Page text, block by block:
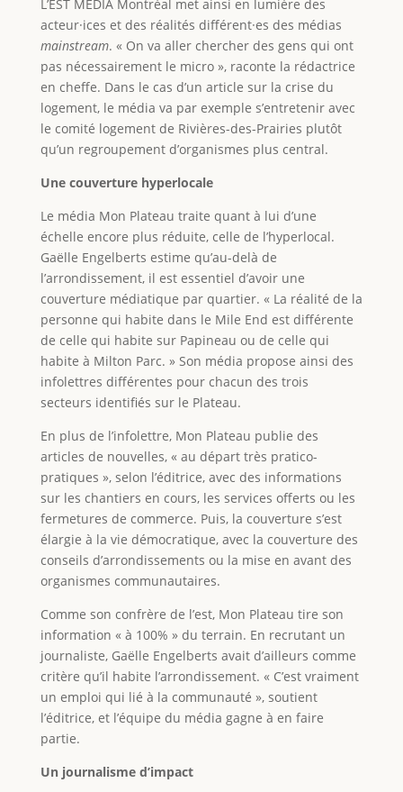
L’EST MÉDIA Montréal met ainsi en lumière des
acteur·ices et des réalités différent·es des médias
mainstream. « On va aller chercher des gens qui ont
pas nécessairement le micro », raconte la rédactrice
en cheffe. Dans le cas d’un article sur la crise du
logement, le média va par exemple s’entretenir avec
le comité logement de Rivières-des-Prairies plutôt
qu’un regroupement d’organismes plus central.
Une couverture hyperlocale
Le média Mon Plateau traite quant à lui d’une
échelle encore plus réduite, celle de l’hyperlocal.
Gaëlle Engelberts estime qu’au-delà de
l’arrondissement, il est essentiel d’avoir une
couverture médiatique par quartier. « La réalité de la
personne qui habite dans le Mile End est différente
de celle qui habite sur Papineau ou de celle qui
habite à Milton Parc. » Son média propose ainsi des
infolettres différentes pour chacun des trois
secteurs identifiés sur le Plateau.
En plus de l’infolettre, Mon Plateau publie des
articles de nouvelles, « au départ très pratico-
pratiques », selon l’éditrice, avec des informations
sur les chantiers en cours, les services offerts ou les
fermetures de commerce. Puis, la couverture s’est
élargie à la vie démocratique, avec la couverture des
conseils d’arrondissements ou la mise en avant des
organismes communautaires.
Comme son confrère de l’est, Mon Plateau tire son
information « à 100% » du terrain. En recrutant un
journaliste, Gaëlle Engelberts avait d’ailleurs comme
critère qu’il habite l’arrondissement. « C’est vraiment
un emploi qui lié à la communauté », soutient
l’éditrice, et l’équipe du média gagne à en faire
partie.
Un journalisme d’impact